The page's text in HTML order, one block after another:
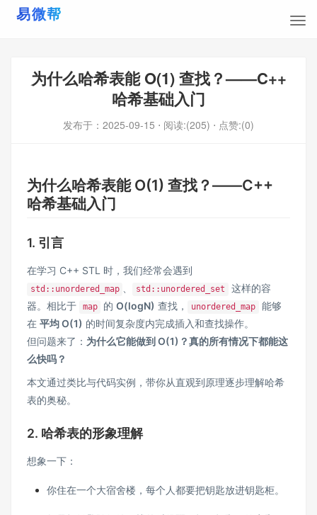
为什么哈希表能 O(1) 查找？——C++
哈希基础入门
发布于： 2025-09-15 ⋅ 阅读:(205) ⋅ 点赞:(0)
为什么哈希表能 O(1) 查找？——C++
哈希基础入门
1. 引言
在学习 C++ STL 时，我们经常会遇到
std::unordered_map std::unordered_set
这样的容
器。相比于
map 的O(logN) 查找， unordered_map
能够
在 平均 O(1) 的时间复杂度内完成插入和查找操作。
但问题来了： 为什么它能做到 O(1)？真的所有情况下都能这
么快吗？
本文通过类比与代码实例，带你从直观到原理逐步理解哈希
表的奥秘。
2. 哈希表的形象理解
想象一下：
你住在一个大宿舍楼，每个人都要把钥匙放进钥匙柜。